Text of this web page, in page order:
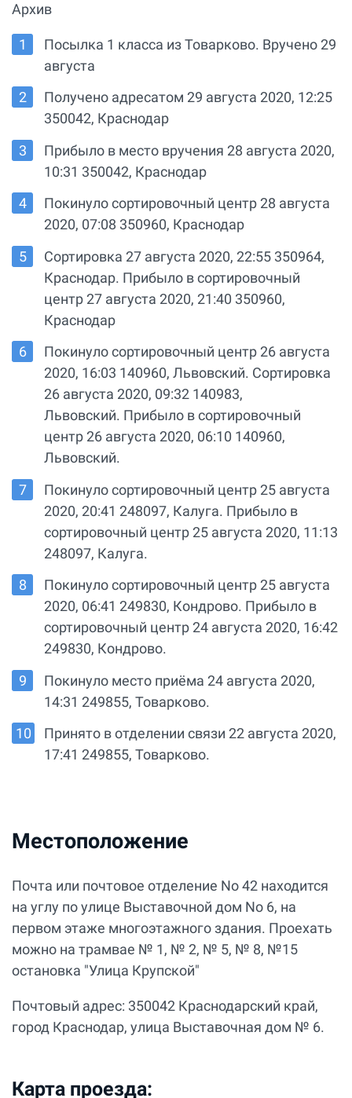
Архив
Посылка 1 класса из Товарково. Вручено 29
августа
Получено адресатом 29 августа 2020, 12:25
350042, Краснодар
Прибыло в место вручения 28 августа 2020,
10:31 350042, Краснодар
Покинуло сортировочный центр 28 августа
2020, 07:08 350960, Краснодар
Сортировка 27 августа 2020, 22:55 350964,
Краснодар. Прибыло в сортировочный
центр 27 августа 2020, 21:40 350960,
Краснодар
Покинуло сортировочный центр 26 августа
2020, 16:03 140960, Львовский. Сортировка
26 августа 2020, 09:32 140983,
Львовский. Прибыло в сортировочный
центр 26 августа 2020, 06:10 140960,
Львовский.
Покинуло сортировочный центр 25 августа
2020, 20:41 248097, Калуга. Прибыло в
сортировочный центр 25 августа 2020, 11:13
248097, Калуга.
Покинуло сортировочный центр 25 августа
2020, 06:41 249830, Кондрово. Прибыло в
сортировочный центр 24 августа 2020, 16:42
249830, Кондрово.
Покинуло место приёма 24 августа 2020,
14:31 249855, Товарково.
Принято в отделении связи 22 августа 2020,
17:41 249855, Товарково.
Местоположение
Почта или почтовое отделение No 42 находится
на углу по улице Выставочной дом No 6, на
первом этаже многоэтажного здания. Проехать
можно на трамвае № 1, № 2, № 5, № 8, №15
остановка "Улица Крупской"
Почтовый адрес: 350042 Краснодарский край,
город Краснодар, улица Выставочная дом № 6.
Карта проезда: